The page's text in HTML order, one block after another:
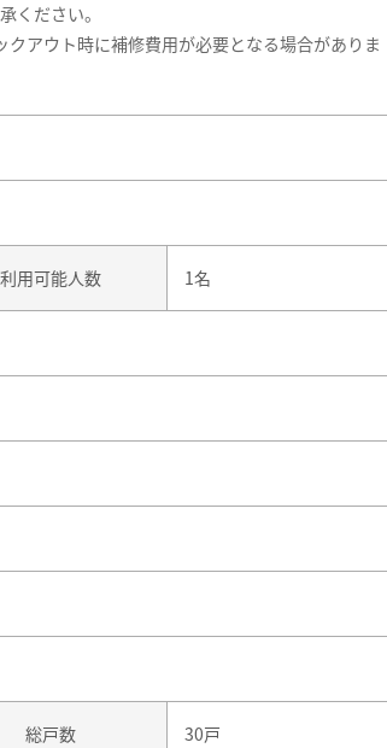
ください。
アウト時に補修費用が必要となる場合がありま
利用可能人数 1名
総戸数 30戸